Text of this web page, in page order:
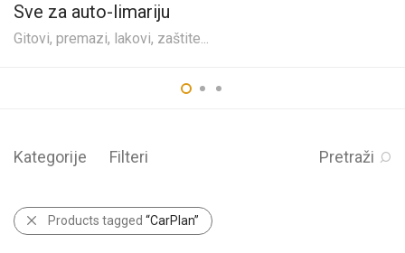
Sve za auto-limariju
Gitovi, premazi, lakovi, zaštite...
Kategorije Filteri Pretraži
Products tagged “CarPlan”